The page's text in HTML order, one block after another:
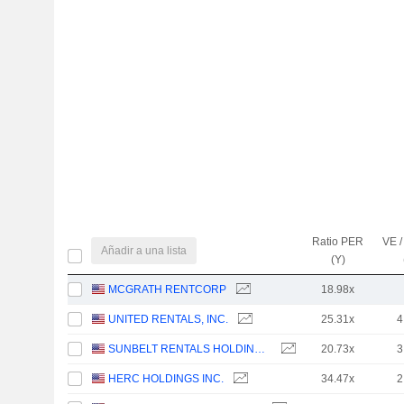
Añadir a una lista
Ratio PER
(Y)
VE
MCGRATH RENTCORP 18.98x
UNITED RENTALS, INC. 25.31x
SUNBELT RENTALS HOLDINGS, INC. 20.73x
HERC HOLDINGS INC. 34.47x